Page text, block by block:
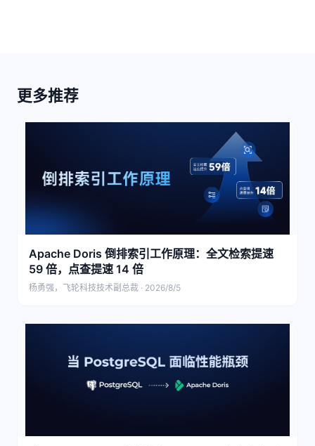
更多推荐
Apache Doris 倒排索引工作原理：全文检索提速
59 倍，点查提速 14 倍
杨勇强，飞轮科技技术副总裁 · 2026/8/5